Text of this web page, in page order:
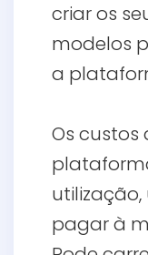
criar os
modelos
a
Os custos
pagar à